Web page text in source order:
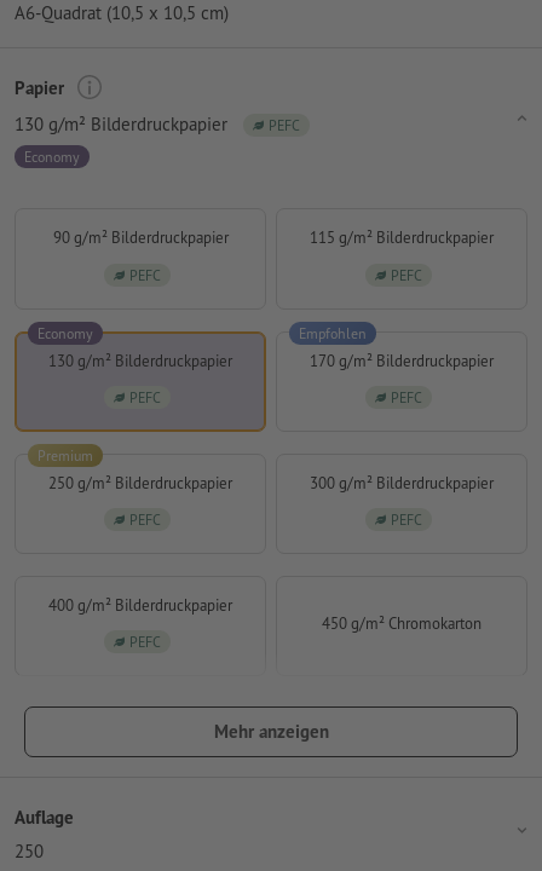
A6-Quadrat (10,5 x 10,5 cm)
Papier
130 g/m² Bilderdruckpapier
PEFC
Economy
90 g/m² Bilderdruckpapier
PEFC
115 g/m² Bilderdruckpapier
PEFC
130 g/m² Bilderdruckpapier
PEFC
Economy
170 g/m² Bilderdruckpapier
PEFC
Empfohlen
250 g/m² Bilderdruckpapier
PEFC
Premium
300 g/m² Bilderdruckpapier
PEFC
400 g/m² Bilderdruckpapier
PEFC
450 g/m² Chromokarton
Mehr anzeigen
Auflage
250